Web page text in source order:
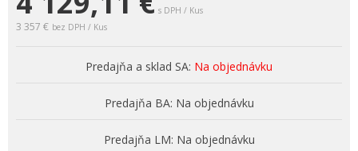
s DPH / Kus
3 357 € bez DPH / Kus
Predajňa a sklad SA: Na objednávku
Predajňa BA: Na objednávku
Predajňa LM: Na objednávku